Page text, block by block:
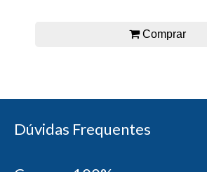
Comprar
Dúvidas Frequentes